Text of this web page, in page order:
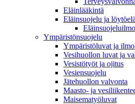
Eläinlääkintä
Eläinsuojelu ja
Ympäristönsuojelu
Ympäristöluvat ja
Vesihuollon luvat ja
Vesistötyöt ja ojitus
Vesiensuojelu
Jätehuollon valvonta
Maasto- ja
Maisematyöluvat